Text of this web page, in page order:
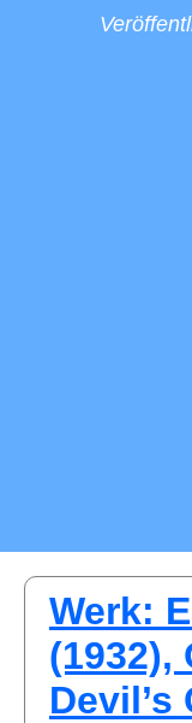
Werk:
(1932),
Devil’s